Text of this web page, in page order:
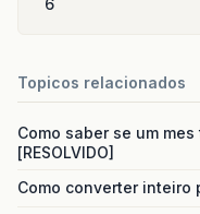
6
Topicos relacionados
Como saber se um
[RESOLVIDO]
Como converter inteiro